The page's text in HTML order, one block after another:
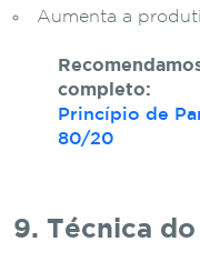
Aumenta a
completo:
Princípio de
80/20
9. Técnica